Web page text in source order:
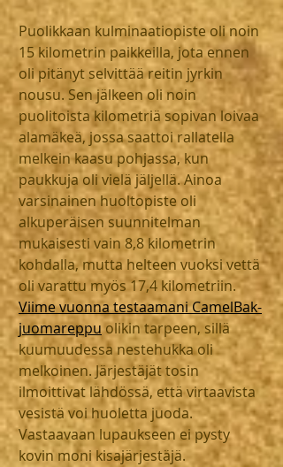
Puolikkaan kulminaatiopiste oli noin
15 kilometrin paikkeilla, jota ennen
oli pitänyt selvittää reitin jyrkin
nousu. Sen jälkeen oli noin
puolitoista kilometriä sopivan loivaa
alamäkeä, jossa saattoi rallatella
melkein kaasu pohjassa, kun
paukkuja oli vielä jäljellä. Ainoa
varsinainen huoltopiste oli
alkuperäisen suunnitelman
mukaisesti vain 8,8 kilometrin
kohdalla, mutta helteen vuoksi vettä
oli varattu myös 17,4 kilometriin.
Viime vuonna testaamani CamelBak-
juomareppu olikin tarpeen, sillä
kuumuudessa nestehukka oli
melkoinen. Järjestäjät tosin
ilmoittivat lähdössä, että virtaavista
vesistä voi huoletta juoda.
Vastaavaan lupaukseen ei pysty
kovin moni kisajärjestäjä.